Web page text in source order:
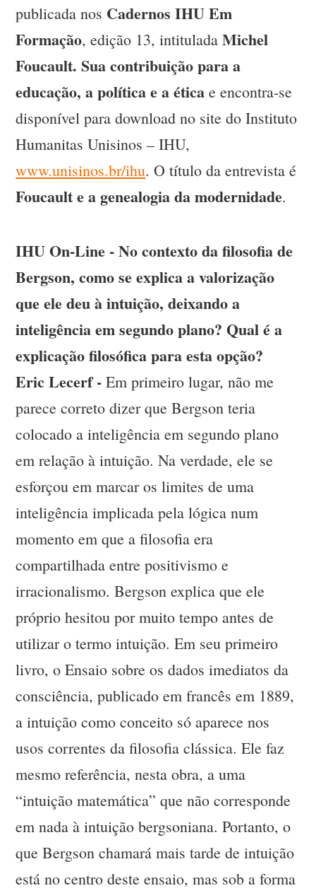
publicada nos Cadernos IHU Em
Formação, edição 13, intituladaMichel
Foucault. Sua contribuição para a
educação, a política e a ética e encontra-se
disponível para download no site do Instituto
Humanitas Unisinos – IHU,
www.unisinos.br/ihu. O título da entrevista é
Foucault e a genealogia da modernidade.
IHU On-Line - No contexto da filosofia de
Bergson, como se explica a valorização
que ele deu à intuição, deixando a
inteligência em segundo plano? Qual é a
explicação filosófica para esta opção?
Eric Lecerf - Em primeiro lugar, não me
parece correto dizer que Bergson teria
colocado a inteligência em segundo plano
em relação à intuição. Na verdade, ele se
esforçou em marcar os limites de uma
inteligência implicada pela lógica num
momento em que a filosofia era
compartilhada entre positivismo e
irracionalismo. Bergson explica que ele
próprio hesitou por muito tempo antes de
utilizar o termo intuição. Em seu primeiro
livro, o Ensaio sobre os dados imediatos da
consciência, publicado em francês em 1889,
a intuição como conceito só aparece nos
usos correntes da filosofia clássica. Ele faz
mesmo referência, nesta obra, a uma
“intuição matemática” que não corresponde
em nada à intuição bergsoniana. Portanto, o
que Bergson chamará mais tarde de intuição
está no centro deste ensaio, mas sob a forma